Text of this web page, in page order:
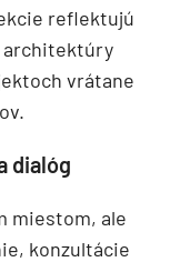
reflektujú
architektúry
vrátane
dialóg
miestom, ale
konzultácie